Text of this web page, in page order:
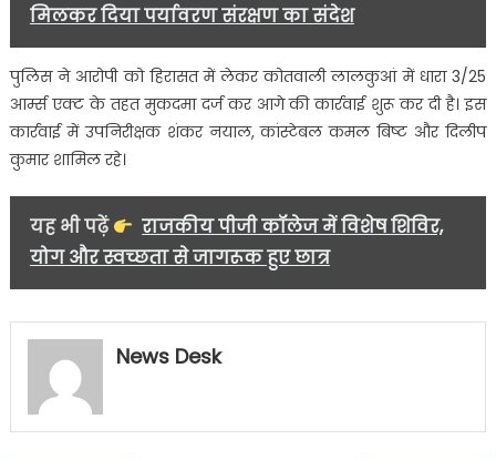
मिलकर दिया पर्यावरण संरक्षण का संदेश
पुलिस ने आरोपी को हिरासत में लेकर कोतवाली लालकुआं में धारा 3/25
आर्म्स एक्ट के तहत मुकदमा दर्ज कर आगे की कार्रवाई शुरू कर दी है। इस
कार्रवाई में उपनिरीक्षक शंकर नयाल, कांस्टेबल कमल बिष्ट और दिलीप
कुमार शामिल रहे।
यह भी पढ़ें
राजकीय पीजी कॉलेज में विशेष शिविर,
योग और स्वच्छता से जागरूक हुए छात्र
News Desk